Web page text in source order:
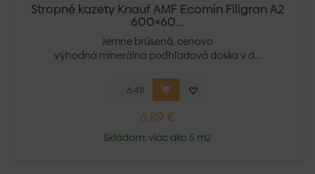
Stropné kazety Knauf AMF Ecomin Filigran A2
600×60...
Jemne brúsená, cenovo
výhodná minerálna podhľadová doska v d...
6,89 €
Skladom: viac ako 5 m2